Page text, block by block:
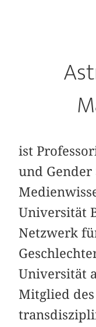
ist
und
Universität
Netzwerk
Universität
Mitglied